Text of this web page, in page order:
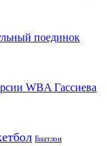
поединок
WBA Гассиева
Биатлон